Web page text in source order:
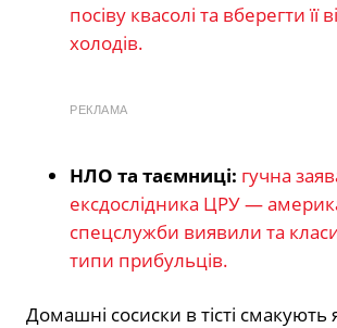
посіву квасолі та вберегти її
холодів.
РЕКЛАМА
НЛО та таємниці: гучна
ексдослідника ЦРУ —
спецслужби виявили та
типи прибульців.
Домашні сосиски в тісті смакують